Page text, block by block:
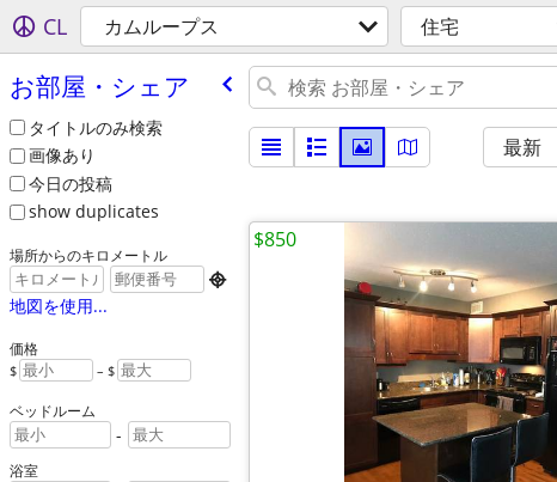
CL カムループス 住宅
お部屋・シェア
タイトルのみ検索
画像あり
今日の投稿
show duplicates
場所からのキロメートル

地図を使用...
価格
$ – $
ベッドルーム
-
浴室
最新
$850